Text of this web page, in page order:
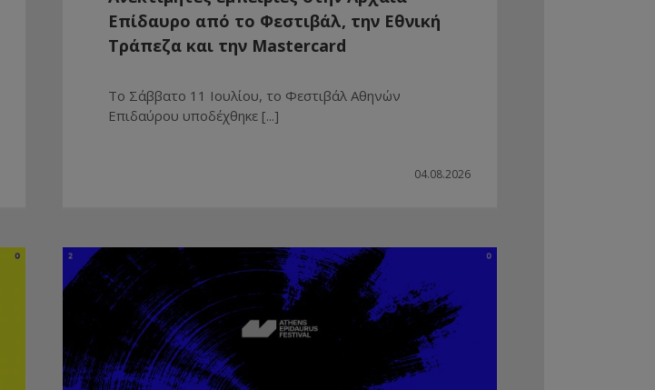
Επίδαυρο από το Φεστιβάλ, την Εθνική
Τράπεζα και την Mastercard
04.08.2026
Το Σάββατο 11 Ιουλίου, το Φεστιβάλ Αθηνών
Επιδαύρου υποδέχθηκε [...]